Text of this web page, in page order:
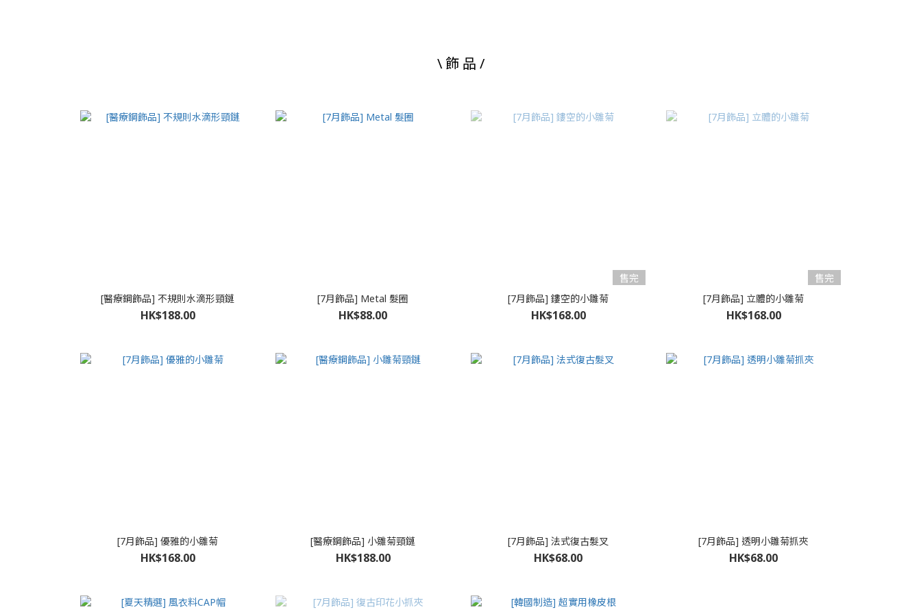
\ 飾 品 /
[醫療鋼飾品] 不規則水滴形頸鏈
HK$188.00
[7月飾品] Metal 髮圈
HK$88.00
售完
[7月飾品] 鏤空的小雛菊
HK$168.00
售完
[7月飾品] 立體的小雛菊
HK$168.00
[7月飾品] 優雅的小雛菊
HK$168.00
[醫療鋼飾品] 小雛菊頸鏈
HK$188.00
[7月飾品] 法式復古髮叉
HK$68.00
[7月飾品] 透明小雛菊抓夾
HK$68.00